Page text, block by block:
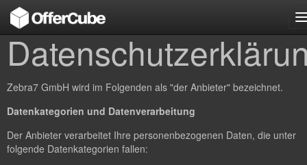
Zebra7 GmbH wird im Folgenden als "der Anbieter" bezeichnet.
Datenkategorien und Datenverarbeitung
Der Anbieter verarbeitet Ihre personenbezogenen Daten, die unter
folgende Datenkategorien fallen: